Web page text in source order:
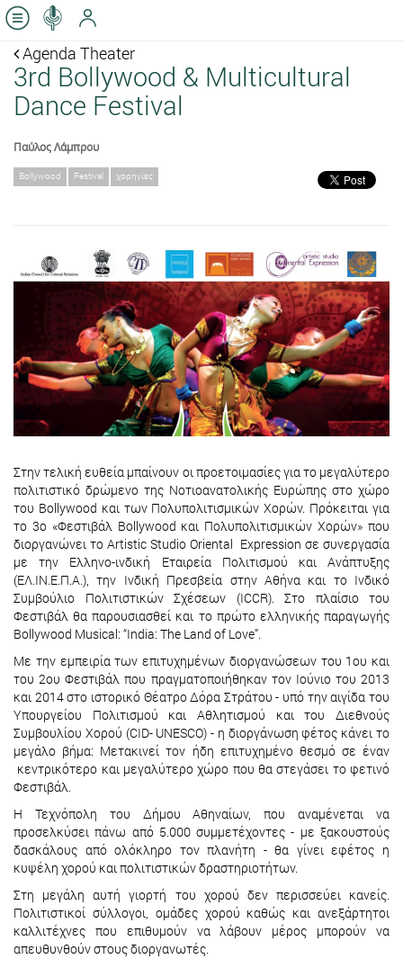
Agenda Theater
3rd Bollywood & Multicultural
Dance Festival
Παύλος Λάμπρου
Bollywood Festival χορηγίες
Στην τελική ευθεία μπαίνουν οι προετοιμασίες για το μεγαλύτερο
πολιτιστικό δρώμενο της Νοτιοανατολικής Ευρώπης στο χώρο
του Bollywood και των Πολυπολιτισμικών Χορών. Πρόκειται για
το 3ο «Φεστιβάλ Bollywood και Πολυπολιτισμικών Χορών» που
διοργανώνει το Artistic Studio Oriental Expression σε συνεργασία
με την Ελληνο-ινδική Εταιρεία Πολιτισμού και Ανάπτυξης
(ΕΛ.ΙΝ.Ε.Π.Α.), την Ινδική Πρεσβεία στην Αθήνα και το Ινδικό
Συμβούλιο Πολιτιστικών Σχέσεων (ICCR). Στο πλαίσιο του
Φεστιβάλ θα παρουσιασθεί και το πρώτο ελληνικής παραγωγής
Bollywood Musical: “India: The Land of Love”.
Με την εμπειρία των επιτυχημένων διοργανώσεων του 1ου και
του 2ου Φεστιβάλ που πραγματοποιήθηκαν τον Ιούνιο του 2013
και 2014 στο ιστορικό Θέατρο Δόρα Στράτου - υπό την αιγίδα του
Υπουργείου Πολιτισμού και Αθλητισμού και του Διεθνούς
Συμβουλίου Χορού (CID- UNESCO) - η διοργάνωση φέτος κάνει το
μεγάλο βήμα: Μετακινεί τον ήδη επιτυχημένο θεσμό σε έναν
κεντρικότερο και μεγαλύτερο χώρο που θα στεγάσει το φετινό
Φεστιβάλ.
Η Τεχνόπολη του Δήμου Αθηναίων, που αναμένεται να
προσελκύσει πάνω από 5.000 συμμετέχοντες - με ξακουστούς
δασκάλους από ολόκληρο τον πλανήτη - θα γίνει εφέτος η
κυψέλη χορού και πολιτιστικών δραστηριοτήτων.
Στη μεγάλη αυτή γιορτή του χορού δεν περισσεύει κανείς.
Πολιτιστικοί σύλλογοι, ομάδες χορού καθώς και ανεξάρτητοι
καλλιτέχνες που επιθυμούν να λάβουν μέρος μπορούν να
απευθυνθούν στους διοργανωτές.